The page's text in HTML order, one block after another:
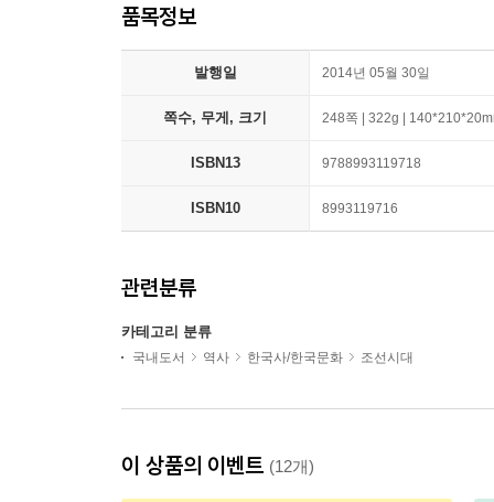
품목정보
발행일 2014년 05월 30일
쪽수, 무게, 크기 248쪽 | 322g |
ISBN13 9788993119718
ISBN10 8993119716
관련분류
카테고리 분류
국내도서 역사 한국사/한국문화 조선시대
이 상품의 이벤트 (12개)